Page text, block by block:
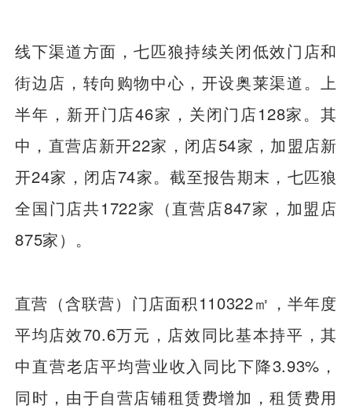
线下渠道方面，七匹狼持续关闭低效门店和
街边店，转向购物中心，开设奥莱渠道。上
半年，新开门店46家，关闭门店128家。其
中，直营店新开22家，闭店54家，加盟店新
开24家，闭店74家。截至报告期末，七匹狼
全国门店共1722家（直营店847家，加盟店
875家）。
直营（含联营）门店面积110322㎡，半年度
平均店效70.6万元，店效同比基本持平，其
中直营老店平均营业收入同比下降3.93%，
同时，由于自营店铺租赁费增加，租赁费用